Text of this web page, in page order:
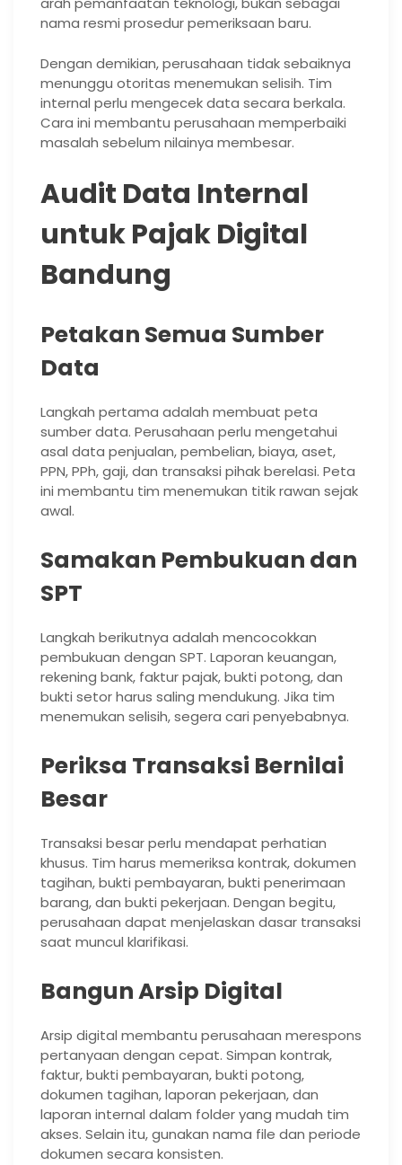
nama resmi prosedur pemeriksaan baru.
Dengan demikian, perusahaan tidak sebaiknya
menunggu otoritas menemukan selisih. Tim
internal perlu mengecek data secara berkala.
Cara ini membantu perusahaan memperbaiki
masalah sebelum nilainya membesar.
Audit Data Internal
untuk Pajak Digital
Bandung
Petakan Semua Sumber
Data
Langkah pertama adalah membuat peta
sumber data. Perusahaan perlu mengetahui
asal data penjualan, pembelian, biaya, aset,
PPN, PPh, gaji, dan transaksi pihak berelasi. Peta
ini membantu tim menemukan titik rawan sejak
awal.
Samakan Pembukuan dan
SPT
Langkah berikutnya adalah mencocokkan
pembukuan dengan SPT. Laporan keuangan,
rekening bank, faktur pajak, bukti potong, dan
bukti setor harus saling mendukung. Jika tim
menemukan selisih, segera cari penyebabnya.
Periksa Transaksi Bernilai
Besar
Transaksi besar perlu mendapat perhatian
khusus. Tim harus memeriksa kontrak, dokumen
tagihan, bukti pembayaran, bukti penerimaan
barang, dan bukti pekerjaan. Dengan begitu,
perusahaan dapat menjelaskan dasar transaksi
saat muncul klarifikasi.
Bangun Arsip Digital
Arsip digital membantu perusahaan merespons
pertanyaan dengan cepat. Simpan kontrak,
faktur, bukti pembayaran, bukti potong,
dokumen tagihan, laporan pekerjaan, dan
laporan internal dalam folder yang mudah tim
akses. Selain itu, gunakan nama file dan periode
dokumen secara konsisten.